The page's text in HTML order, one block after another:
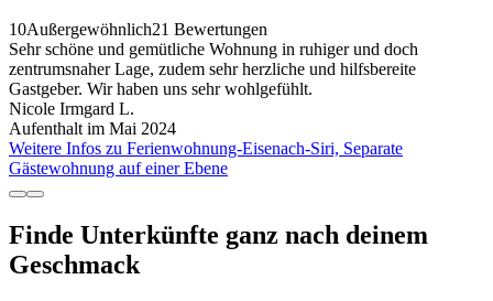
10Außergewöhnlich21 Bewertungen
Sehr schöne und gemütliche Wohnung in ruhiger und doch
zentrumsnaher Lage, zudem sehr herzliche und hilfsbereite
Gastgeber. Wir haben uns sehr wohlgefühlt.
Nicole Irmgard L.
Aufenthalt im Mai 2024
Weitere Infos zu Ferienwohnung-Eisenach-Siri, Separate
Gästewohnung auf einer Ebene
Finde Unterkünfte ganz nach deinem
Geschmack